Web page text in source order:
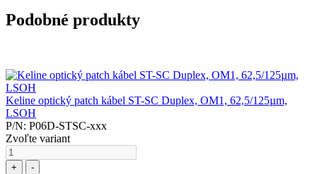
Podobné produkty
Keline optický patch kábel ST-SC Duplex, OM1, 62,5/125µm,
LSOH
P/N: P06D-STSC-xxx
Zvoľte variant
+ -